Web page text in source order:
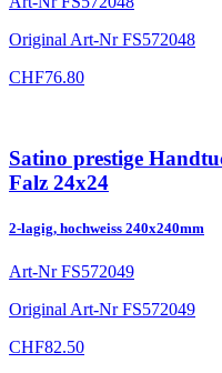
Original Art-NrFS572048
CHF76.80
Satino prestige
Falz 24x24
2-lagig, hochweiss 240x240mm
Art-NrFS572049
Original Art-NrFS572049
CHF82.50